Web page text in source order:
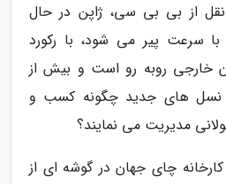
نقل از بی بی سی، ژاپن در حال
سرعت پیر می شود، با رکورد
خارجی روبه رو است و بیش از
نسل های جدید چگونه کسب و
مدیریت می نمایند؟
چای جهان در گوشه ای از